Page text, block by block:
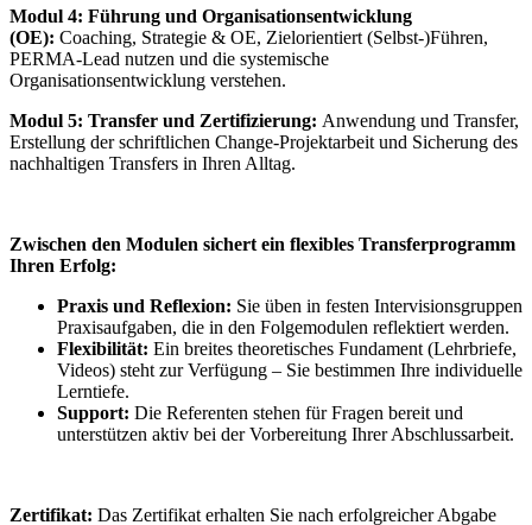
Modul 4: Führung und Organisationsentwicklung
(OE): Coaching, Strategie & OE, Zielorientiert (Selbst-)Führen,
PERMA-Lead nutzen und die systemische
Organisationsentwicklung verstehen.
Modul 5: Transfer und Zertifizierung: Anwendung und Transfer,
Erstellung der schriftlichen Change-Projektarbeit und Sicherung des
nachhaltigen Transfers in Ihren Alltag.
Zwischen den Modulen sichert ein flexibles Transferprogramm
Ihren Erfolg:
Praxis und Reflexion: Sie üben in festen Intervisionsgruppen
Praxisaufgaben, die in den Folgemodulen reflektiert werden.
Flexibilität: Ein breites theoretisches Fundament (Lehrbriefe,
Videos) steht zur Verfügung – Sie bestimmen Ihre individuelle
Lerntiefe.
Support: Die Referenten stehen für Fragen bereit und
unterstützen aktiv bei der Vorbereitung Ihrer Abschlussarbeit.
Zertifikat: Das Zertifikat erhalten Sie nach erfolgreicher Abgabe